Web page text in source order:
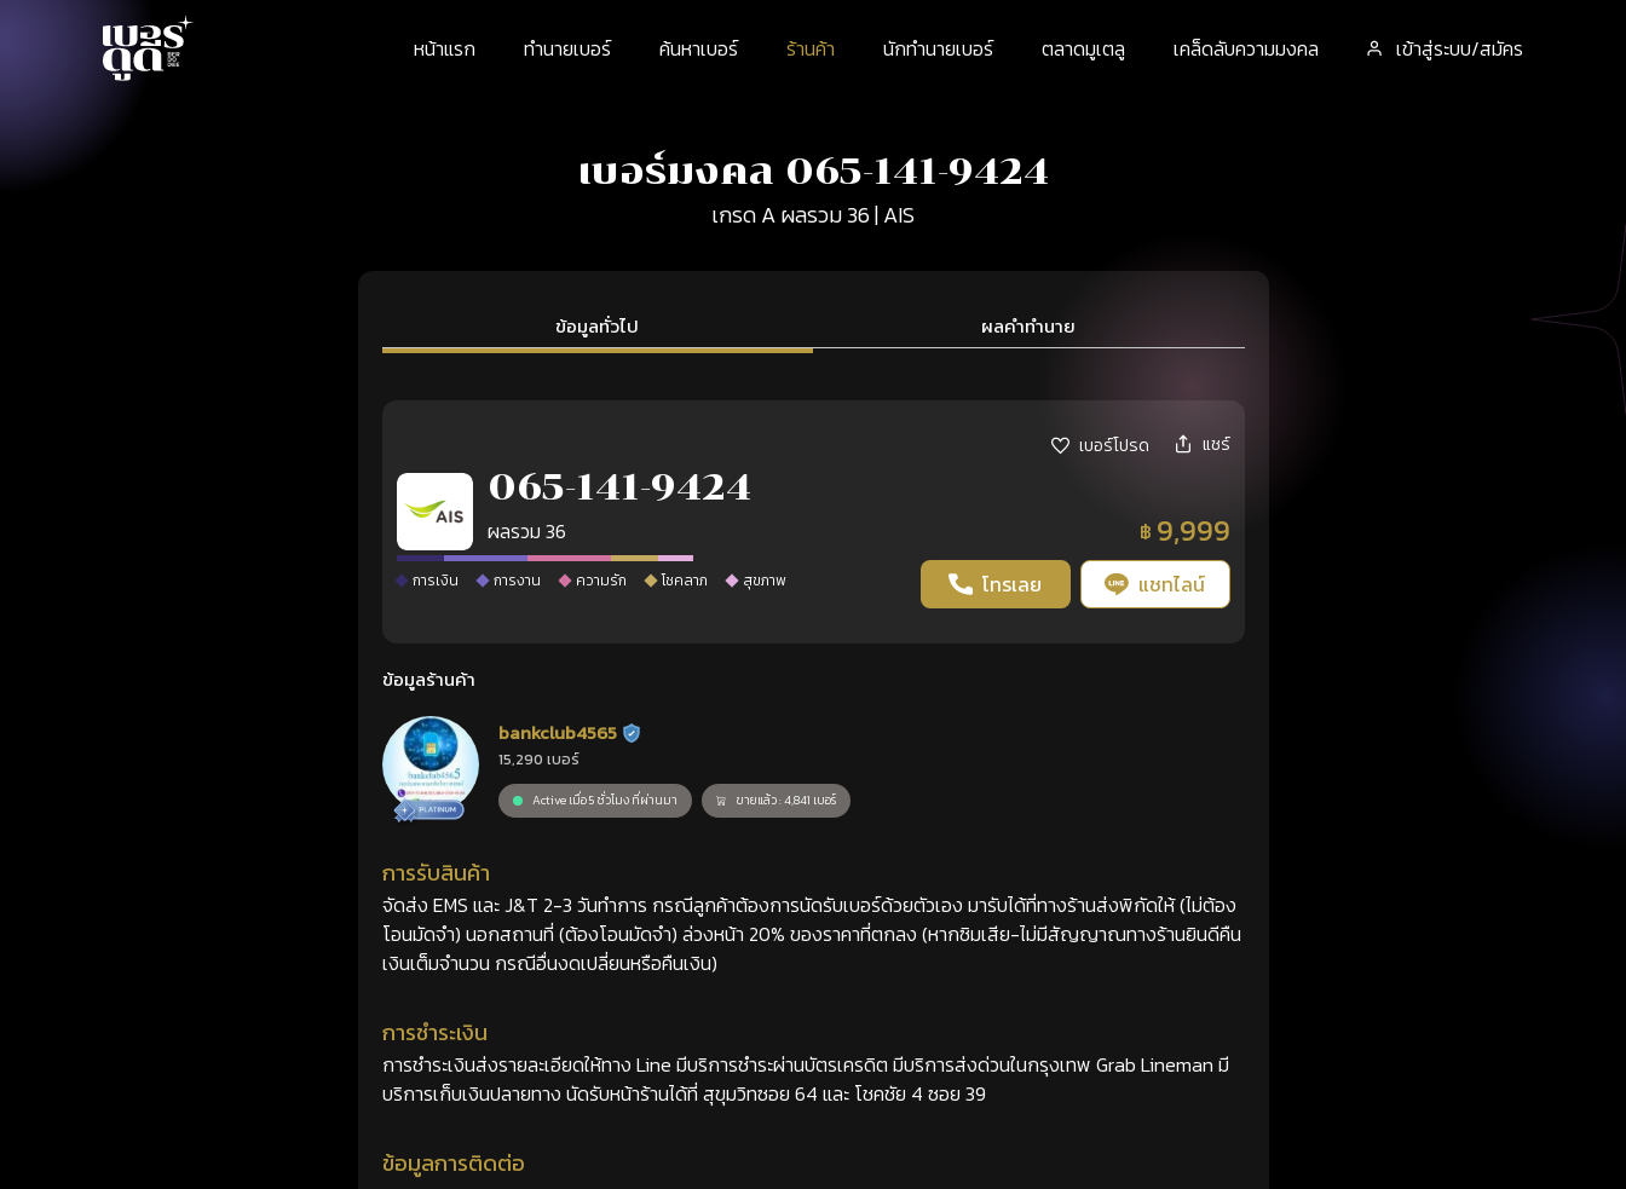
หน้าแรก ทำนายเบอร์ ค้นหาเบอร์ ร้านค้า นักทำนายเบอร์ ตลาดมูเตลู เคล็ดลับความมงคล เข้าสู่ระบบ/สมัคร
เบอร์มงคล 065-141-9424
เกรด A ผลรวม 36 | AIS
ข้อมูลทั่วไป ผลคำทำนาย
เบอร์โปรด แชร์
065-141-9424
ผลรวม 36 ฿ 9,999
การเงิน การงาน ความรัก โชคลาภ สุขภาพ โทรเลย แชทไลน์
ข้อมูลร้านค้า
bankclub4565 ร้านยืนยันแล้ว
15,290 เบอร์
Active เมื่อ 5 ชั่วโมง ที่ผ่านมา ขายแล้ว : 4,841 เบอร์
การรับสินค้า
จัดส่ง EMS และ J&T 2-3 วันทำการ กรณีลูกค้าต้องการนัดรับเบอร์ด้วยตัวเอง มารับได้ที่ทางร้านส่งพิกัดให้ (ไม่ต้อง
โอนมัดจำ) นอกสถานที่ (ต้องโอนมัดจำ) ล่วงหน้า 20% ของราคาที่ตกลง (หากซิมเสีย-ไม่มีสัญญาณทางร้านยินดีคืน
เงินเต็มจำนวน กรณีอื่นงดเปลี่ยนหรือคืนเงิน)
การชำระเงิน
การชำระเงินส่งรายละเอียดให้ทาง Line มีบริการชำระผ่านบัตรเครดิต มีบริการส่งด่วนในกรุงเทพ Grab Lineman มี
บริการเก็บเงินปลายทาง นัดรับหน้าร้านได้ที่ สุขุมวิทซอย 64 และ โชคชัย 4 ซอย 39
ข้อมูลการติดต่อ